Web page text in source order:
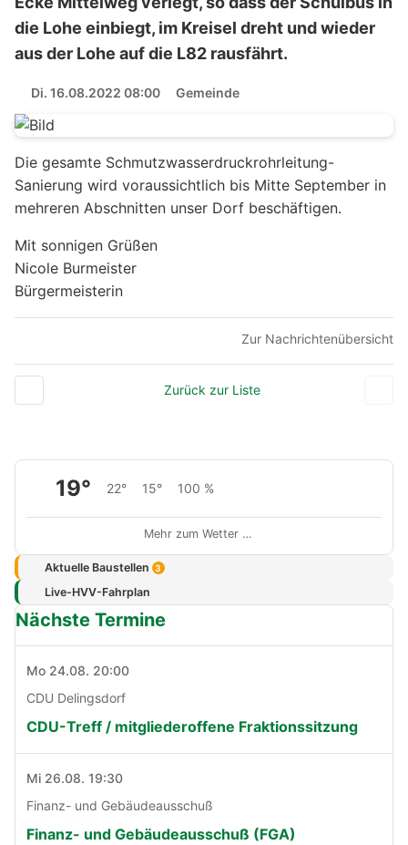
die Lohe einbiegt, im Kreisel dreht und wieder
aus der Lohe auf die L82 rausfährt.
Di. 16.08.2022 08:00 Gemeinde
Die gesamte Schmutzwasserdruckrohrleitung-
Sanierung wird voraussichtlich bis Mitte September in
mehreren Abschnitten unser Dorf beschäftigen.
Mit sonnigen Grüßen
Nicole Burmeister
Bürgermeisterin
Zur Nachrichtenübersicht
Zurück zur Liste
19° 22° 15° 100 %
Mehr zum Wetter …
Aktuelle Baustellen 3
Live-HVV-Fahrplan
Nächste Termine
Mo 24.08. 20:00
CDU Delingsdorf
CDU-Treff / mitgliederoffene Fraktionssitzung
Mi 26.08. 19:30
Finanz- und Gebäudeausschuß
Finanz- und Gebäudeausschuß (FGA)